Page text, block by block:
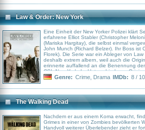
Law & Order: New York
Eine Einheit der New Yorker Polizei klärt
erfahrene Elliot Stabler (Christopher
(Mariska Hargitay), die selbst einmal
John Munch (Richard Belzer). Ihr Boss ist
Florek). Die Serie war ein Ableger von
deshalb extrem albern, weil auch die
erinnerte auffallend an die Benennung
CSI: New York. Im Unterschied zum
Strafverfolgung und der Prozess im
Criminal Intent, lief bereits seit einiger Zeit
Genre: Crime Drama IMDb: 8 / 10
The Walking Dead
Nachdem er aus einem Koma erwacht,
Grimes in einer von Zombies bevölkerten
Handvoll weiterer Überlebender zieht er